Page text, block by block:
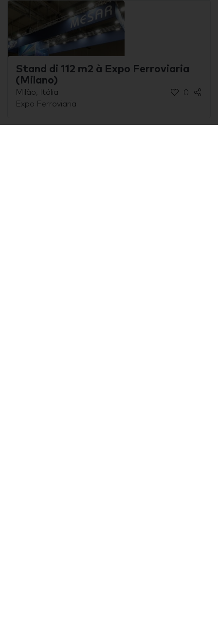
Stand di 112 m2 à Expo Ferroviaria
(Milano)
Milão, Itália
Expo Ferroviaria
0